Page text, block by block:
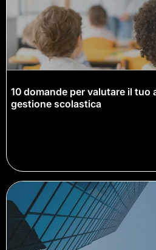
10 domande per valutare il tuo
gestione scolastica